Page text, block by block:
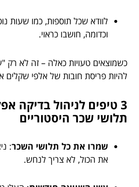
לוודא שכל תוספות, כמו שעות
וכדומה, חושבו כראוי.
כשמוצאים טעויות כאלה – זה לא רק
להיות פריסת חובות של אלפי שקלים
3 טיפים לניהול בדיקה
תלושי שכר היסטוריים
שמרו את כל תלושי השכר:
את הכול, לא צריך לנחש.